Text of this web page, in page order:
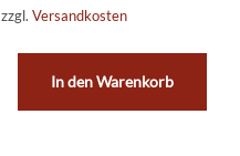
zzgl.Versandkosten
In den Warenkorb